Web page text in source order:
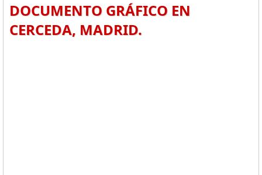
DOCUMENTO GRÁFICO EN
CERCEDA, MADRID.